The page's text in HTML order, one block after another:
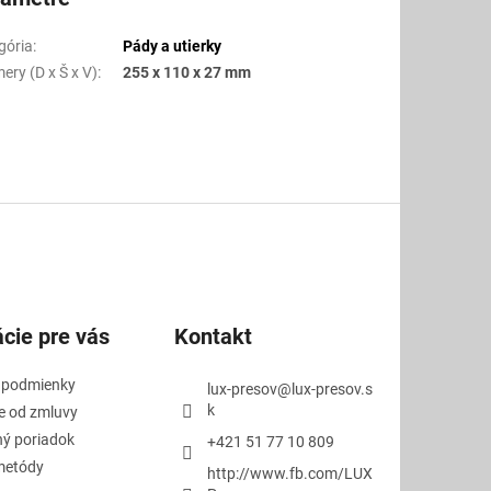
:
Pády a utierky
(D x Š x V): 255 x 110 x 27 mm
pre vás
od zmluvy
poriadok
Kontakt
lux-presov@ lux-presov.s
k
+421 51 77 10 809
http://www.fb.com/LUX